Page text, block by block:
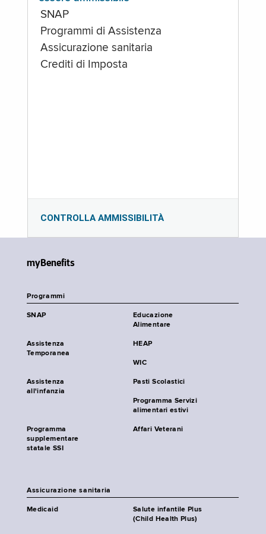
SNAP
Programmi di Assistenza
Assicurazione sanitaria
Crediti di Imposta
CONTROLLA AMMISSIBILITÀ
myBenefits
Programmi
SNAP
Educazione
Alimentare
Assistenza
Temporanea
HEAP
WIC
Assistenza
all'infanzia
Pasti Scolastici
Programma Servizi
alimentari estivi
Programma
supplementare
statale SSI
Affari Veterani
Assicurazione sanitaria
Medicaid
Salute infantile Plus
(Child Health Plus)